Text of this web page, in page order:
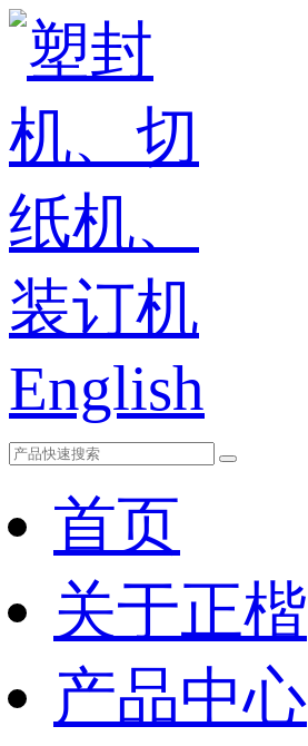
English
首页
关于正楷
产品中心